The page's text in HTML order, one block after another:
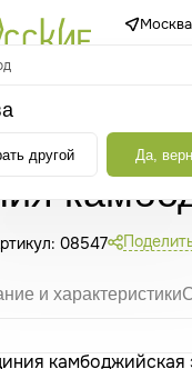
Москва
Настойки, соки и экстракты
08547
и характеристики
другой Да,